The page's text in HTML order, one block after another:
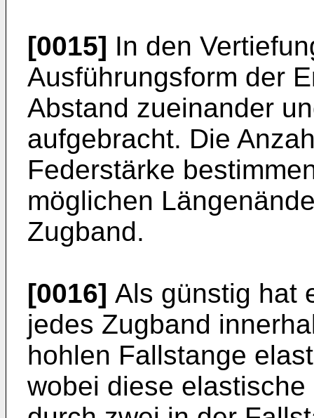
[0015] In den
Ausführungsform der
Abstand zueinander
aufgebracht. Die
Federstärke
möglichen
Zugband.
[0016] Als günstig hat
jedes Zugband
hohlen Fallstange
wobei diese